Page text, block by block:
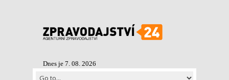
Dnes je 7. 08. 2026